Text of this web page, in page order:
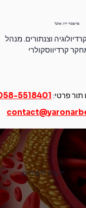
פרופסור ירון ארבל
וצנתורים.מנהל
קרדיווסקולרי
תור פרטי: 5518401
ייעוץ ליפידים